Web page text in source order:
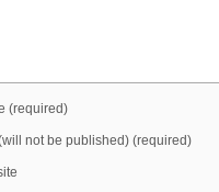
(required)
not be published) (required)